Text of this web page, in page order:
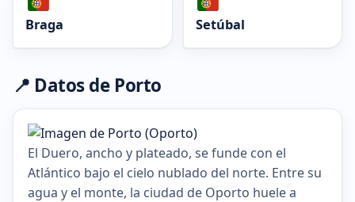
Braga Setúbal
📍 Datos de Porto
El Duero, ancho y plateado, se funde con el
Atlántico bajo el cielo nublado del norte. Entre su
agua y el monte, la ciudad de Oporto huele a